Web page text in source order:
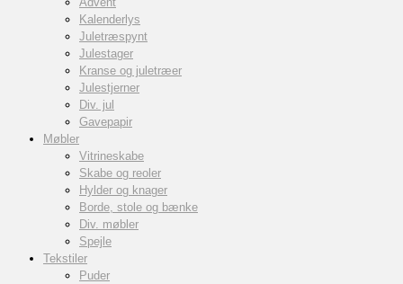
Kalenderlys
Juletræspynt
Julestager
Kranse og juletræer
Julestjerner
Div. jul
Gavepapir
Møbler
Vitrineskabe
Skabe og reoler
Hylder og knager
Borde, stole og bænke
Div. møbler
Spejle
Tekstiler
Puder